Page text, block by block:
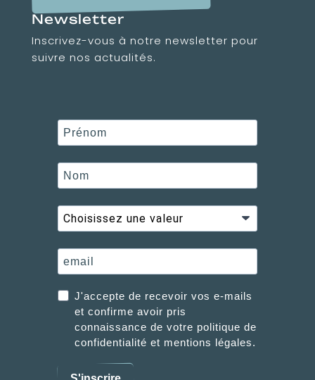
Newsletter
Inscrivez-vous à notre newsletter pour
suivre nos actualités.
J'accepte de recevoir vos e-mails
et confirme avoir pris
connaissance de votre politique de
confidentialité et mentions légales.